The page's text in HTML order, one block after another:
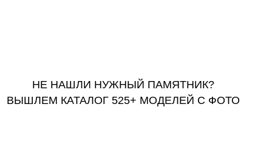
НЕ НАШЛИ НУЖНЫЙ ПАМЯТНИК?
ВЫШЛЕМ КАТАЛОГ 525+ МОДЕЛЕЙ С ФОТО